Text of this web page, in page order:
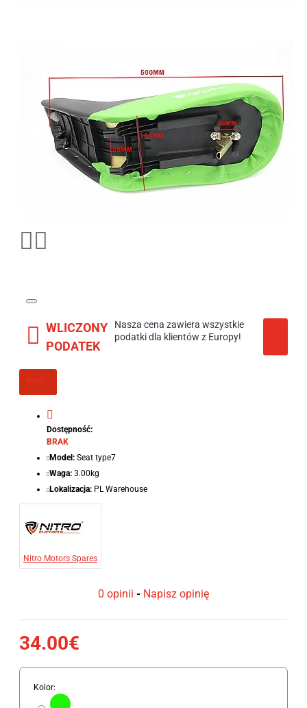
WLICZONY
PODATEK
Nasza cena zawiera wszystkie
podatki dla klientów z Europy!
Dostępność:
BRAK
Model: Seat type7
Waga: 3.00kg
Lokalizacja: PL Warehouse
Nitro Motors Spares
0 opinii - Napisz opinię
34.00€
Kolor: